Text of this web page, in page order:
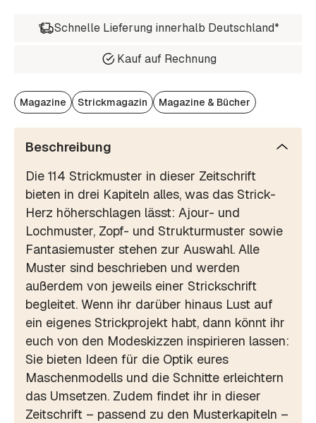
Schnelle Lieferung innerhalb Deutschland*
Kauf auf Rechnung
Magazine Strickmagazin Magazine & Bücher
Beschreibung
Die 114 Strickmuster in dieser Zeitschrift
bieten in drei Kapiteln alles, was das Strick-
Herz höherschlagen lässt: Ajour- und
Lochmuster, Zopf- und Strukturmuster sowie
Fantasiemuster stehen zur Auswahl. Alle
Muster sind beschrieben und werden
außerdem von jeweils einer Strickschrift
begleitet. Wenn ihr darüber hinaus Lust auf
ein eigenes Strickprojekt habt, dann könnt ihr
euch von den Modeskizzen inspirieren lassen:
Sie bieten Ideen für die Optik eures
Maschenmodells und die Schnitte erleichtern
das Umsetzen. Zudem findet ihr in dieser
Zeitschrift – passend zu den Musterkapiteln –